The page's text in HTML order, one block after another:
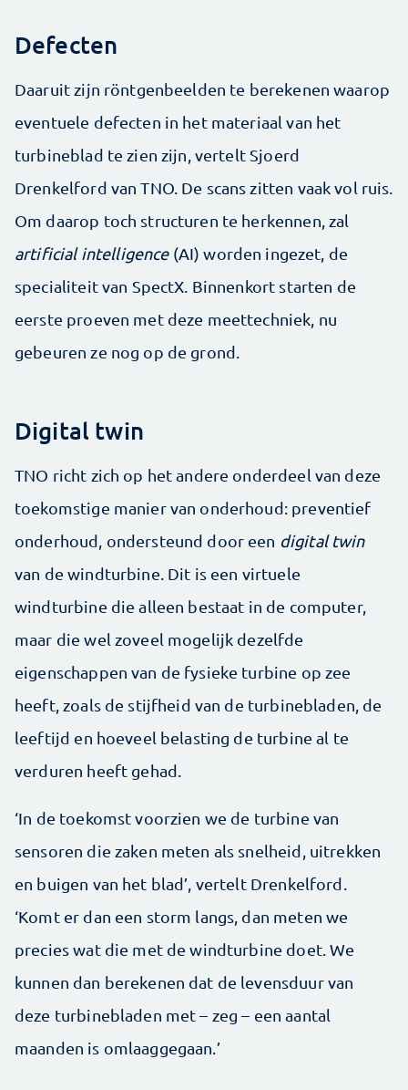
Defecten
Daaruit zijn röntgenbeelden te berekenen waarop
eventuele defecten in het materiaal van het
turbineblad te zien zijn, vertelt Sjoerd
Drenkelford van TNO. De scans zitten vaak vol ruis.
Om daarop toch structuren te herkennen, zal
artificial intelligence(AI) worden ingezet, de
specialiteit van SpectX. Binnenkort starten de
eerste proeven met deze meettechniek, nu
gebeuren ze nog op de grond.
Digital twin
TNO richt zich op het andere onderdeel van deze
toekomstige manier van onderhoud: preventief
onderhoud, ondersteund door een digital twin
van de windturbine. Dit is een virtuele
windturbine die alleen bestaat in de computer,
maar die wel zoveel mogelijk dezelfde
eigenschappen van de fysieke turbine op zee
heeft, zoals de stijfheid van de turbinebladen, de
leeftijd en hoeveel belasting de turbine al te
verduren heeft gehad.
‘In de toekomst voorzien we de turbine van
sensoren die zaken meten als snelheid, uitrekken
en buigen van het blad’, vertelt Drenkelford.
‘Komt er dan een storm langs, dan meten we
precies wat die met de windturbine doet. We
kunnen dan berekenen dat de levensduur van
deze turbinebladen met – zeg – een aantal
maanden is omlaaggegaan.’